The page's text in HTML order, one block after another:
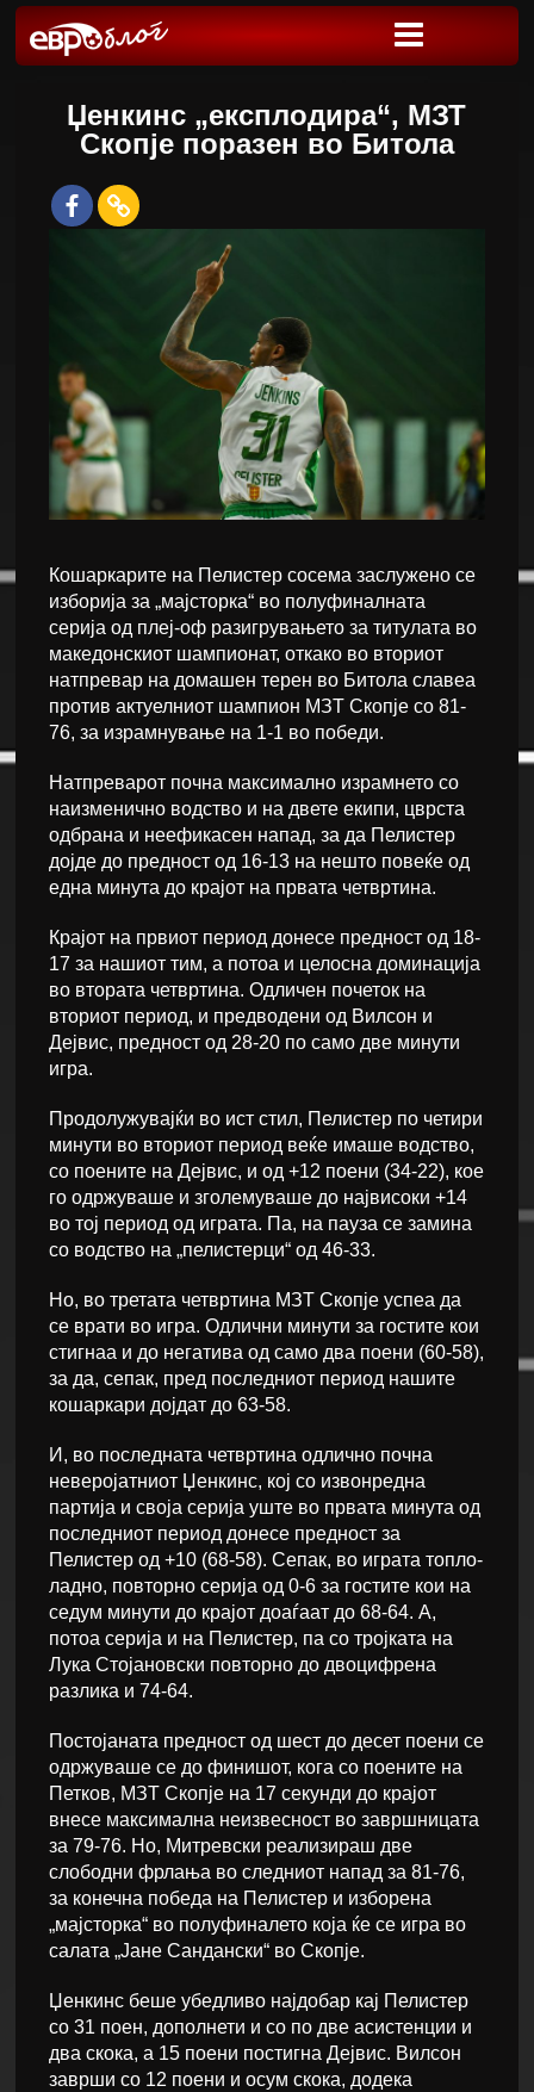
Џенкинс „експлодира“, МЗТ
Скопје поразен во Битола
Кошаркарите на Пелистер сосема заслужено се
изборија за „мајсторка“ во полуфиналната
серија од плеј-оф разигрувањето за титулата во
македонскиот шампионат, откако во вториот
натпревар на домашен терен во Битола славеа
против актуелниот шампион МЗТ Скопје со 81-
76, за израмнување на 1-1 во победи.
Натпреварот почна максимално израмнето со
наизменично водство и на двете екипи, цврста
одбрана и неефикасен напад, за да Пелистер
дојде до предност од 16-13 на нешто повеќе од
една минута до крајот на првата четвртина.
Крајот на првиот период донесе предност од 18-
17 за нашиот тим, а потоа и целосна доминација
во втората четвртина. Одличен почеток на
вториот период, и предводени од Вилсон и
Дејвис, предност од 28-20 по само две минути
игра.
Продолужувајќи во ист стил, Пелистер по четири
минути во вториот период веќе имаше водство,
со поените на Дејвис, и од +12 поени (34-22), кое
го одржуваше и зголемуваше до највисоки +14
во тој период од играта. Па, на пауза се замина
со водство на „пелистерци“ од 46-33.
Но, во третата четвртина МЗТ Скопје успеа да
се врати во игра. Одлични минути за гостите кои
стигнаа и до негатива од само два поени (60-58),
за да, сепак, пред последниот период нашите
кошаркари дојдат до 63-58.
И, во последната четвртина одлично почна
неверојатниот Џенкинс, кој со извонредна
партија и своја серија уште во првата минута од
последниот период донесе предност за
Пелистер од +10 (68-58). Сепак, во играта топло-
ладно, повторно серија од 0-6 за гостите кои на
седум минути до крајот доаѓаат до 68-64. А,
потоа серија и на Пелистер, па со тројката на
Лука Стојановски повторно до двоцифрена
разлика и 74-64.
Постојаната предност од шест до десет поени се
одржуваше се до финишот, кога со поените на
Петков, МЗТ Скопје на 17 секунди до крајот
внесе максимална неизвесност во завршницата
за 79-76. Но, Митревски реализираш две
слободни фрлања во следниот напад за 81-76,
за конечна победа на Пелистер и изборена
„мајсторка“ во полуфиналето која ќе се игра во
салата „Јане Сандански“ во Скопје.
Џенкинс беше убедливо најдобар кај Пелистер
со 31 поен, дополнети и со по две асистенции и
два скока, а 15 поени постигна Дејвис. Вилсон
заврши со 12 поени и осум скока, додека